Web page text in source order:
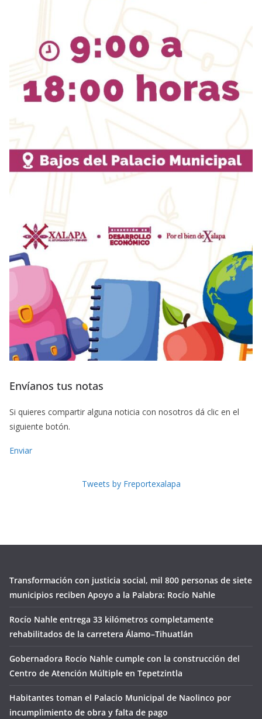
Envíanos tus notas
Si quieres compartir alguna noticia con nosotros dá clic en el
siguiente botón.
Enviar
Tweets by Freportexalapa
Transformación con justicia social, mil 800 personas de siete
municipios reciben Apoyo a la Palabra: Rocío Nahle
Rocío Nahle entrega 33 kilómetros completamente
rehabilitados de la carretera Álamo–Tihuatlán
Gobernadora Rocío Nahle cumple con la construcción del
Centro de Atención Múltiple en Tepetzintla
Habitantes toman el Palacio Municipal de Naolinco por
incumplimiento de obra y falta de pago